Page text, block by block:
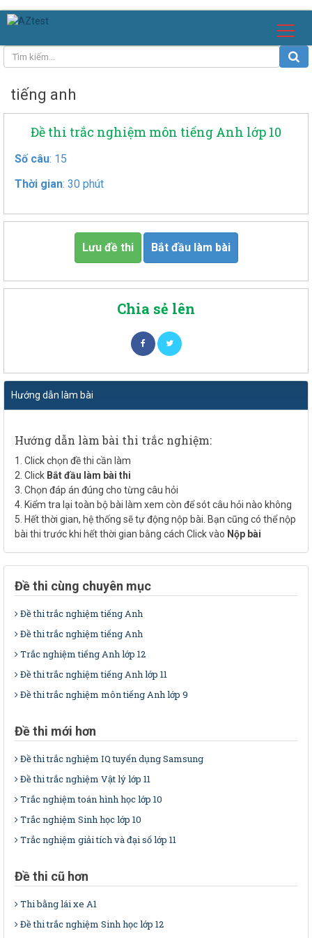
tiếng anh
Đề thi trắc nghiệm môn tiếng Anh lớp 10
Số câu: 15
Thời gian: 30 phút
Lưu đề thi Bắt đầu làm bài
Chia sẻ lên
Hướng dẫn làm bài
Hướng dẫn làm bài thi trắc nghiệm:
1. Click chọn đề thi cần làm
2. Click Bắt đầu làm bài thi
3. Chọn đáp án đúng cho từng câu hỏi
4. Kiểm tra lại toàn bộ bài làm xem còn để sót câu hỏi nào không
5. Hết thời gian, hệ thống sẽ tự động nộp bài. Bạn cũng có thể nộp
bài thi trước khi hết thời gian bằng cách Click vào Nộp bài
Đề thi cùng chuyên mục
Đề thi trắc nghiệm tiếng Anh
Đề thi trắc nghiệm tiếng Anh
Trắc nghiệm tiếng Anh lớp 12
Đề thi trắc nghiệm tiếng Anh lớp 11
Đề thi trắc nghiệm môn tiếng Anh lớp 9
Đề thi mới hơn
Đề thi trắc nghiệm IQ tuyển dụng Samsung
Đề thi trắc nghiệm Vật lý lớp 11
Trắc nghiệm toán hình học lớp 10
Trắc nghiệm Sinh học lớp 10
Trắc nghiệm giải tích và đại số lớp 11
Đề thi cũ hơn
Thi bằng lái xe A1
Đề thi trắc nghiệm Sinh học lớp 12